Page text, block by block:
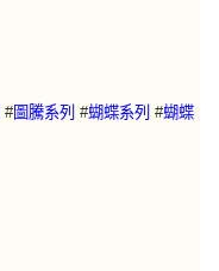
#圖騰系列 #蝴蝶系列 #蝴蝶